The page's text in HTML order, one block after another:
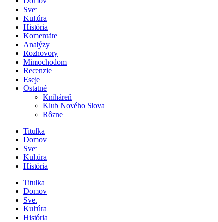
Svet
Kultúra
História
Komentáre
Analýzy
Rozhovory
Mimochodom
Recenzie
Eseje
Ostatné
Kniháreň
Klub Nového Slova
Rôzne
Titulka
Domov
Svet
Kultúra
História
Titulka
Domov
Svet
Kultúra
História